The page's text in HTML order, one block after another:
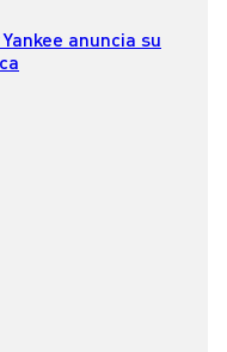
Yankee anuncia su